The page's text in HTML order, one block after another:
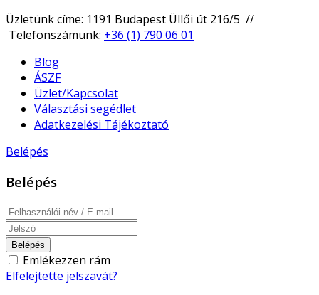
Üzletünk címe: 1191 Budapest Üllői út 216/5 //
Telefonszámunk: +36 (1) 790 06 01
Blog
ÁSZF
Üzlet/Kapcsolat
Választási segédlet
Adatkezelési Tájékoztató
Belépés
Belépés
Belépés
Emlékezzen rám
Elfelejtette jelszavát?